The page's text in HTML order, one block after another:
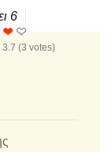
6
3.7 (3 votes)